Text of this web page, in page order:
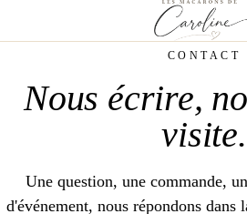
CONTACT
Nous écrire,
visite.
Une question, une commande,
d'événement, nous répondons dans